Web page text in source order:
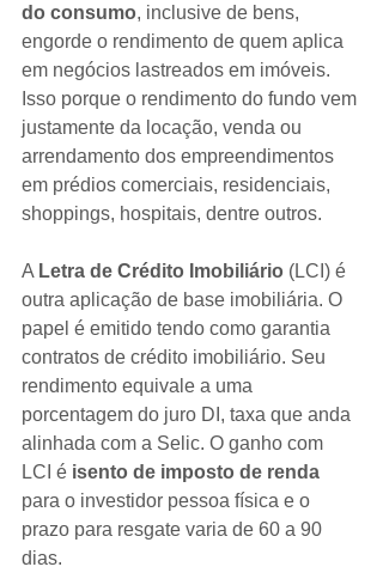
do consumo, inclusive de bens,
engorde o rendimento de quem aplica
em negócios lastreados em imóveis.
Isso porque o rendimento do fundo vem
justamente da locação, venda ou
arrendamento dos empreendimentos
em prédios comerciais, residenciais,
shoppings, hospitais, dentre outros.
A Letra de Crédito Imobiliário (LCI) é
outra aplicação de base imobiliária. O
papel é emitido tendo como garantia
contratos de crédito imobiliário. Seu
rendimento equivale a uma
porcentagem do juro DI, taxa que anda
alinhada com a Selic. O ganho com
LCI é isento de imposto de renda
para o investidor pessoa física e o
prazo para resgate varia de 60 a 90
dias.